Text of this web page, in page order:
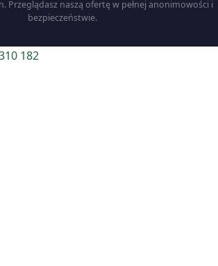
Przeglądasz naszą ofertę w pełnej anonimowości i
bezpieczeństwie.
182